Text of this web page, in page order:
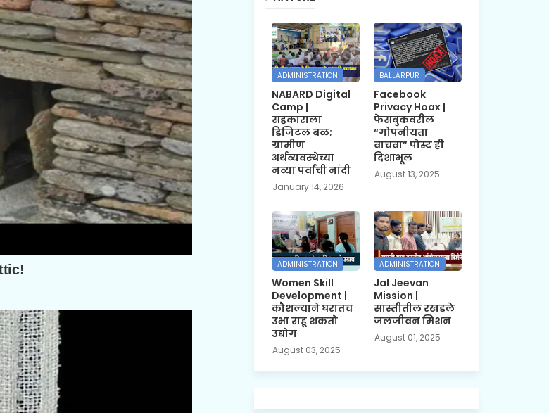
ADMINISTRATION
NABARD Digital
Camp |
सहकाराला
डिजिटल बळ;
ग्रामीण
अर्थव्यवस्थेच्या
नव्या पर्वाची नांदी
January 14, 2026
BALLARPUR
Facebook
Privacy Hoax |
फेसबुकवरील
“गोपनीयता
वाचवा” पोस्ट ही
दिशाभूल
August 13, 2025
ADMINISTRATION
Women Skill
Development |
कौशल्याने घरातच
उभा राहू शकतो
उद्योग
August 03, 2025
ADMINISTRATION
Jal Jeevan
Mission |
सास्तीतील रखडले
जलजीवन मिशन
August 01, 2025